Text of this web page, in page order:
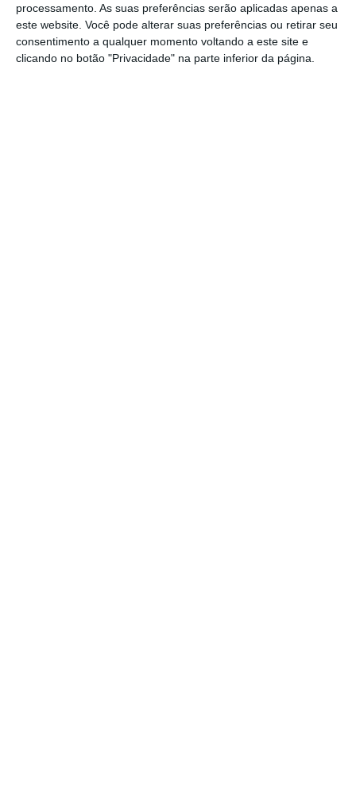
processamento. As suas preferências serão aplicadas apenas a
este website. Você pode alterar suas preferências ou retirar seu
consentimento a qualquer momento voltando a este site e
clicando no botão "Privacidade" na parte inferior da página.